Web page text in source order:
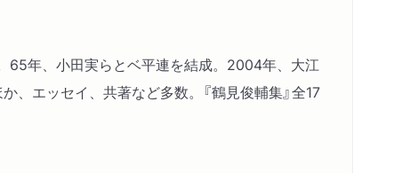
65年、小田実らとベ平連を結成。2004年、大江
、エッセイ、共著など多数。『鶴見俊輔集』全17